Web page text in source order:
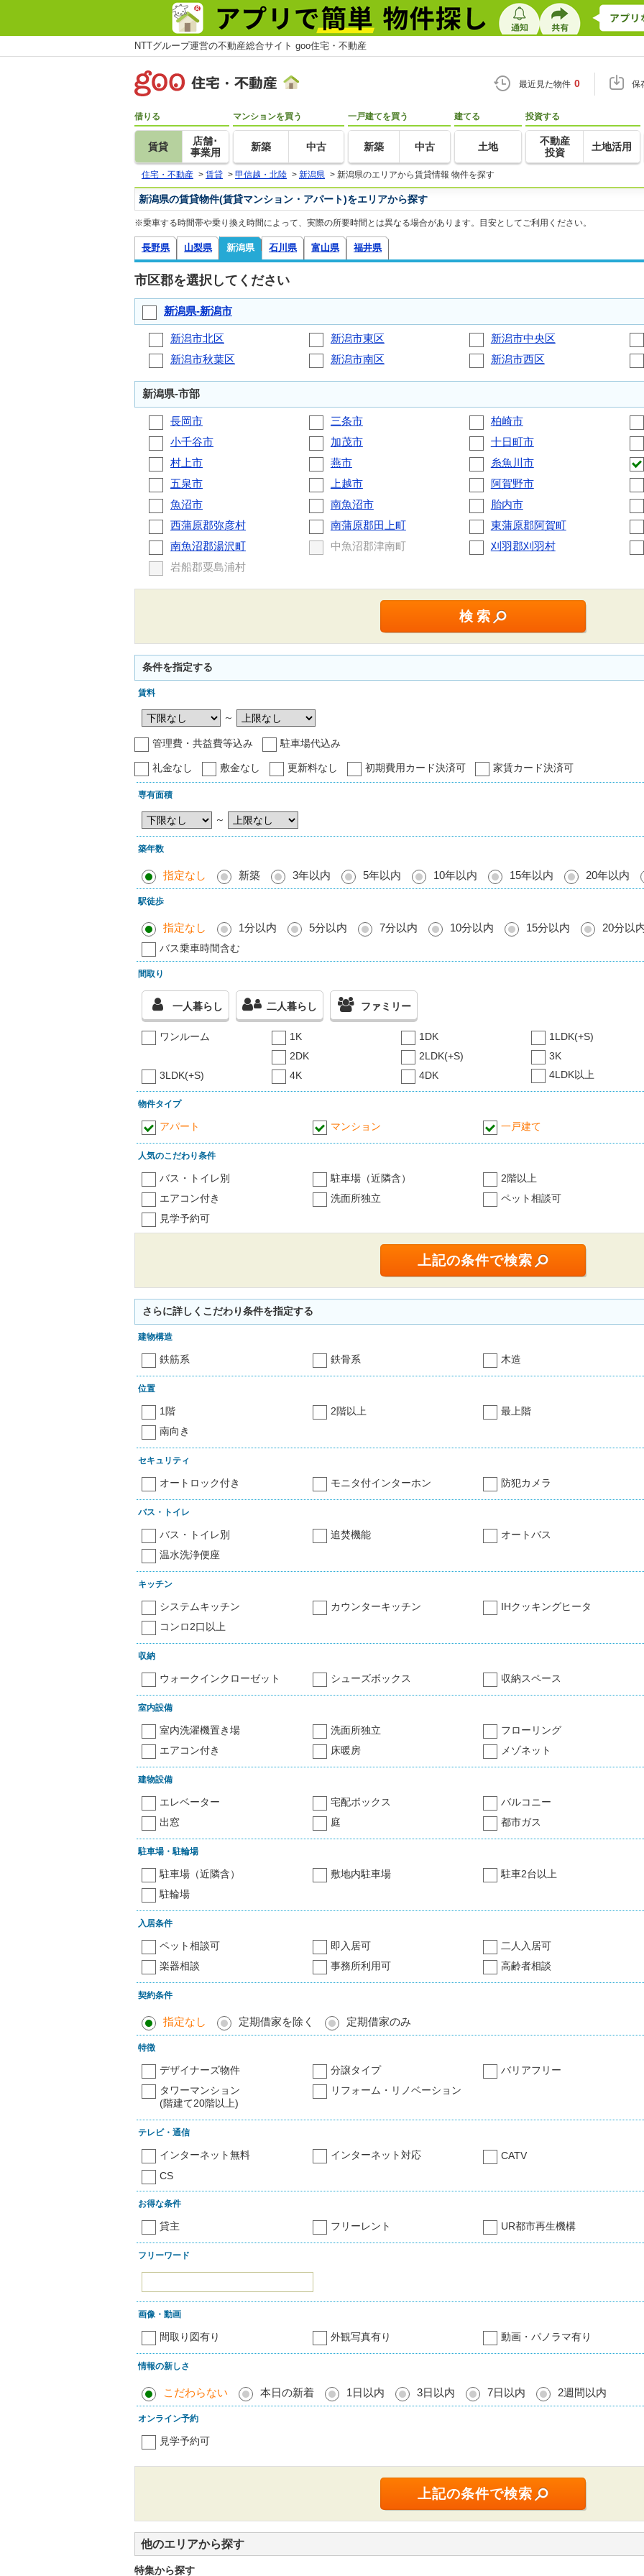
NTTグループ運営の不動産総合サイト goo住宅・不動産
最近見た物件 0 保
借りる
賃貸
店舗･
事業用
マンションを買う
新築 中古
一戸建てを買う
新築 中古
建てる
土地
投資する
不動産
投資
土地活用
住宅・不動産 > 賃貸 > 甲信越・北陸 > 新潟県 > 新潟県のエリアから賃貸情報 物件を探す
新潟県の賃貸物件(賃貸マンション・アパート)をエリアから探す
※乗車する時間帯や乗り換え時間によって、実際の所要時間とは異なる場合があります。目安としてご利用ください。
長野県 山梨県 新潟県 石川県 富山県 福井県
市区郡を選択してください
新潟県-新潟市
新潟市北区 新潟市東区 新潟市中央区
新潟市秋葉区
新潟市南区 新潟市西区
新潟県-市部
長岡市 三条市 柏崎市
小千谷市
加茂市 十日町市
村上市
燕市 糸魚川市
五泉市
上越市 阿賀野市
魚沼市
南魚沼市 胎内市
西蒲原郡弥彦村
南蒲原郡田上町 東蒲原郡阿賀町
南魚沼郡湯沢町
中魚沼郡津南町 刈羽郡刈羽村
岩船郡粟島浦村
条件を指定する
賃料
～
管理費・共益費等込み 駐車場代込み
礼金なし 敷金なし 更新料なし 初期費用カード決済可 家賃カード決済可
専有面積
～
築年数
指定なし 新築 3年以内 5年以内 10年以内 15年以内 20年以内
駅徒歩
指定なし 1分以内 5分以内 7分以内 10分以内 15分以内 20分以
バス乗車時間含む
間取り
一人暮らし 二人暮らし ファミリー
ワンルーム 1K 1DK 1LDK(+S)
2DK
2LDK(+S) 3K
3LDK(+S)
4K 4DK 4LDK以上
物件タイプ
アパート マンション 一戸建て
人気のこだわり条件
バス・トイレ別 駐車場（近隣含） 2階以上
エアコン付き
洗面所独立 ペット相談可
見学予約可
さらに詳しくこだわり条件を指定する
建物構造
鉄筋系 鉄骨系 木造
位置
1階 2階以上 最上階
南向き
セキュリティ
オートロック付き モニタ付インターホン 防犯カメラ
バス・トイレ
バス・トイレ別 追焚機能 オートバス
温水洗浄便座
キッチン
システムキッチン カウンターキッチン IHクッキングヒータ
コンロ2口以上
収納
ウォークインクローゼット シューズボックス 収納スペース
室内設備
室内洗濯機置き場 洗面所独立 フローリング
エアコン付き
床暖房 メゾネット
建物設備
エレベーター 宅配ボックス バルコニー
出窓
庭 都市ガス
駐車場・駐輪場
駐車場（近隣含） 敷地内駐車場 駐車2台以上
駐輪場
入居条件
ペット相談可 即入居可 二人入居可
楽器相談
事務所利用可 高齢者相談
契約条件
指定なし 定期借家を除く 定期借家のみ
特徴
デザイナーズ物件 分譲タイプ バリアフリー
タワーマンション
(階建て20階以上)
リフォーム・リノベーション
テレビ・通信
インターネット無料 インターネット対応 CATV
CS
お得な条件
貸主 フリーレント UR都市再生機構
フリーワード
画像・動画
間取り図有り 外観写真有り 動画・パノラマ有り
情報の新しさ
こだわらない 本日の新着 1日以内 3日以内 7日以内 2週間以内
オンライン予約
見学予約可
他のエリアから探す
特集から探す